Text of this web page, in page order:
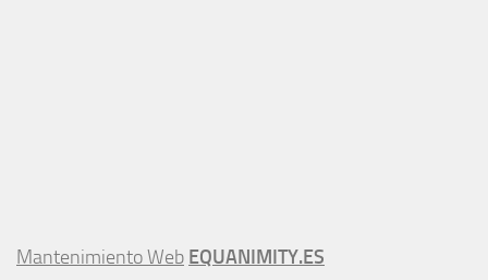
Mantenimiento Web EQUANIMITY.ES